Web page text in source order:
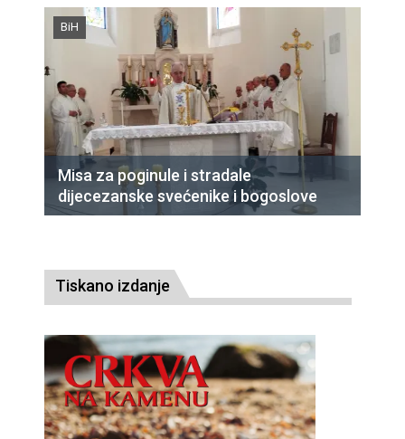
BiH
Misa za poginule i stradale
dijecezanske svećenike i bogoslove
Tiskano izdanje